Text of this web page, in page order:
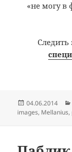
«не могу в
Следить
Posted
on
04.06.2014
images, Mellanius,